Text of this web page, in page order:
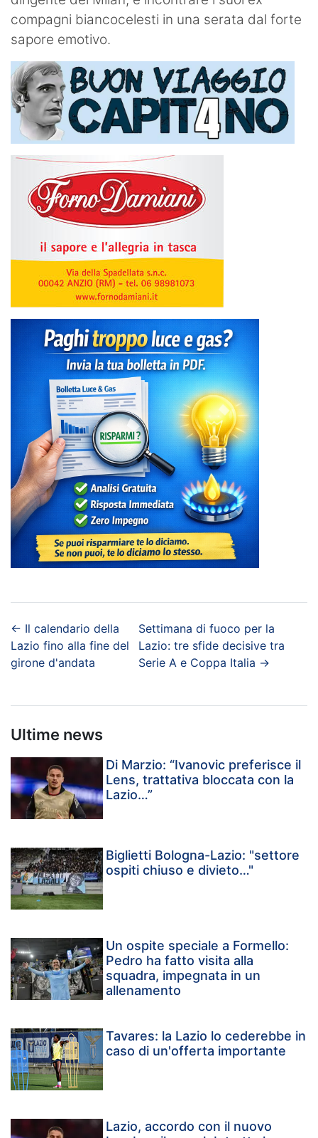
compagni biancocelesti in una serata dal forte
sapore emotivo.
← Il calendario della
Lazio fino alla fine del
girone d'andata
Settimana di fuoco per la
Lazio: tre sfide decisive tra
Serie A e Coppa Italia →
Ultime news
Di Marzio: “Ivanovic preferisce il
Lens, trattativa bloccata con la
Lazio…”
Biglietti Bologna-Lazio: "settore
ospiti chiuso e divieto…"
Un ospite speciale a Formello:
Pedro ha fatto visita alla
squadra, impegnata in un
allenamento
Tavares: la Lazio lo cederebbe in
caso di un'offerta importante
Lazio, accordo con il nuovo